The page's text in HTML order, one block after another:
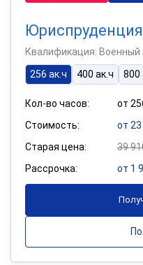
Квалификация: Военный
256 ак.ч
400 ак.ч 800
Кол-во часов:
от
Стоимость:
от 23
Старая цена:
39
Рассрочка:
от 1